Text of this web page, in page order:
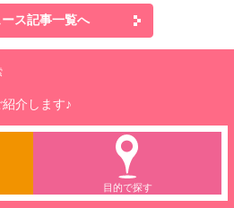
ース記事一覧へ
介します♪
目的で探す